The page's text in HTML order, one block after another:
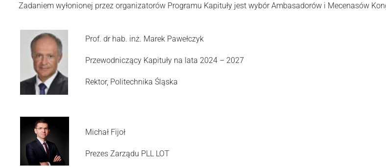
Zadaniem wyłonionej przez organizatorów Programu Kapituły jest wybór Ambasadorów i Mecenasów
Prof. dr hab. inż. Marek Pawełczyk
Przewodniczący Kapituły na lata 2024 – 2027
Rektor, Politechnika Śląska
Michał Fijoł
Prezes Zarządu PLL LOT